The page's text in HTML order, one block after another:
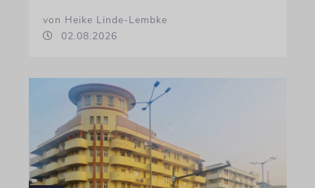
von Heike Linde-Lembke
02.08.2026